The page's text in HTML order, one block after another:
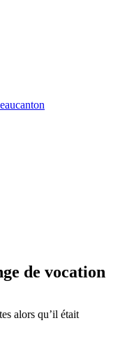
de vocation
alors qu’il était